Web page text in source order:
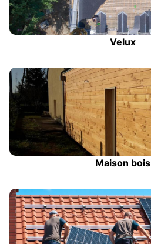
Velux
Maison bois